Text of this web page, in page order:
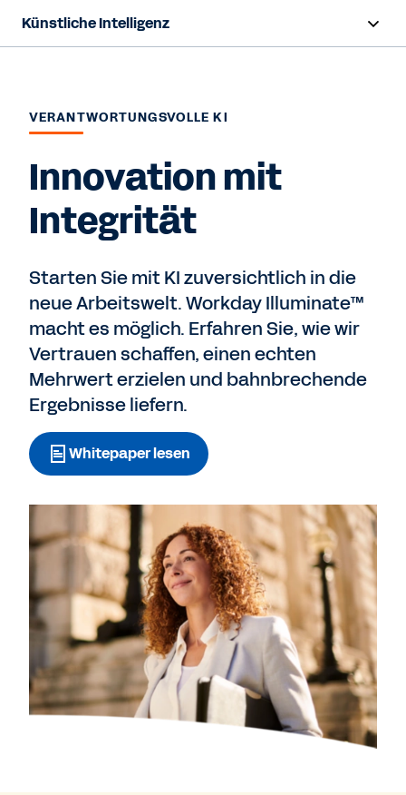
Künstliche Intelligenz
Workday Sana
Verantwortungsvolle KI
Ressourcen
Kontaktieren Sie uns
VERANTWORTUNGSVOLLE KI
Innovation mit
Integrität
Starten Sie mit KI zuversichtlich in die
neue Arbeitswelt. Workday Illuminate™
macht es möglich. Erfahren Sie, wie wir
Vertrauen schaffen, einen echten
Mehrwert erzielen und bahnbrechende
Ergebnisse liefern.
Whitepaper lesen